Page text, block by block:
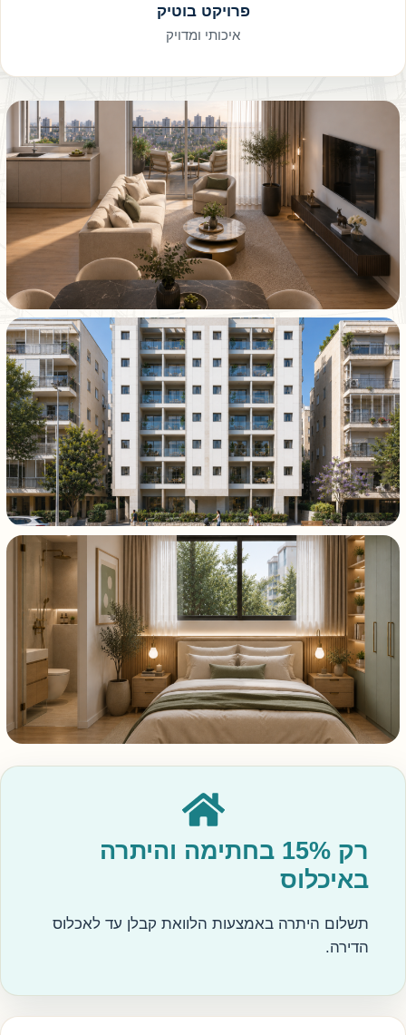
פרויקט בוטיק
איכותי ומדויק
רק 15% בחתימה והיתרה
באיכלוס
תשלום היתרה באמצעות הלוואת קבלן עד לאכלוס
הדירה.